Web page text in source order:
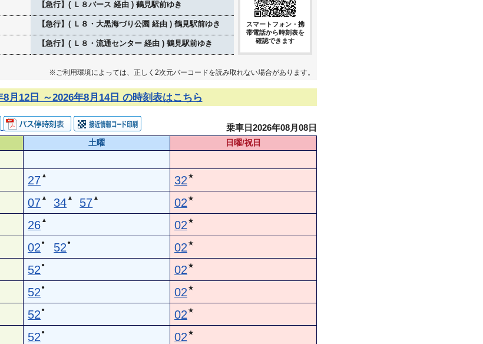
【急行】( Ｌ８バース 経由 ) 鶴見駅前ゆき
【急行】( Ｌ８・大黒海づり公園 経由 ) 鶴見駅前ゆき
【急行】( Ｌ８・流通センター 経由 ) 鶴見駅前ゆき
スマートフォン・携
帯電話から時刻表を
確認できます
※ご利用環境によっては、正しく2次元バーコードを読み取れない場合があります。
8月12日 ～2026年8月14日 の時刻表はこちら
乗車日2026年08月08日
土曜
日曜/祝日
27 ▲ 32 ★
07 ▲ 34 ▲ 57 ▲ 02 ★
26 ▲ 02 ★
02 ● 52 ● 02 ★
52 ● 02 ★
52 ● 02 ★
52 ● 02 ★
52 ● 02 ★